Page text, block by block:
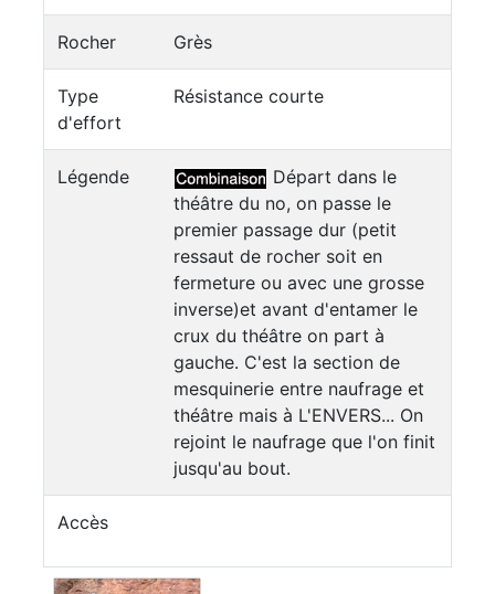
Rocher Grès
Type
d'effort
Résistance courte
Légende
Départ dans le
théâtre du no, on passe le
premier passage dur (petit
ressaut de rocher soit en
fermeture ou avec une grosse
inverse)et avant d'entamer le
crux du théâtre on part à
gauche. C'est la section de
mesquinerie entre naufrage et
théâtre mais à L'ENVERS... On
rejoint le naufrage que l'on finit
jusqu'au bout.
Accès